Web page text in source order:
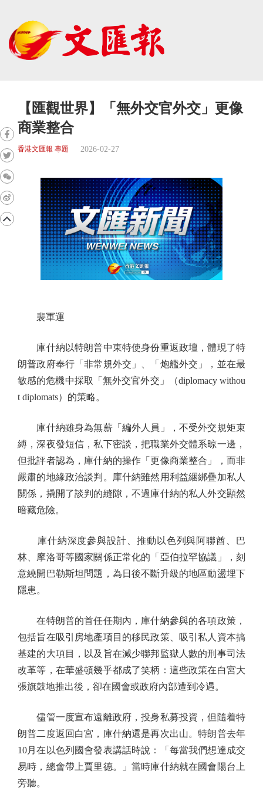
【匯觀世界】「無外交官外交」更像
商業整合
香港文匯報 專題 2026-02-27
裴軍運
庫什納以特朗普中東特使身份重返政壇，體現了特
朗普政府奉行「非常規外交」、「炮艦外交」，並在最
敏感的危機中採取「無外交官外交」（diplomacy withou
t diplomats）的策略。
庫什納雖身為無薪「編外人員」，不受外交規矩束
縛，深夜發短信，私下密談，把職業外交體系晾一邊，
但批評者認為，庫什納的操作「更像商業整合」，而非
嚴肅的地緣政治談判。庫什納雖然用利益綑綁疊加私人
關係，撬開了談判的縫隙，不過庫什納的私人外交顯然
暗藏危險。
庫什納深度參與設計、推動以色列與阿聯酋、巴
林、摩洛哥等國家關係正常化的「亞伯拉罕協議」，刻
意繞開巴勒斯坦問題，為日後不斷升級的地區動盪埋下
隱患。
在特朗普的首任任期內，庫什納參與的各項政策，
包括旨在吸引房地產項目的移民政策、吸引私人資本搞
基建的大項目，以及旨在減少聯邦監獄人數的刑事司法
改革等，在華盛頓幾乎都成了笑柄：這些政策在白宮大
張旗鼓地推出後，卻在國會或政府內部遭到冷遇。
儘管一度宣布遠離政府，投身私募投資，但隨着特
朗普二度返回白宮，庫什納還是再次出山。特朗普去年
10月在以色列國會發表講話時說：「每當我們想達成交
易時，總會帶上賈里德。」當時庫什納就在國會陽台上
旁聽。